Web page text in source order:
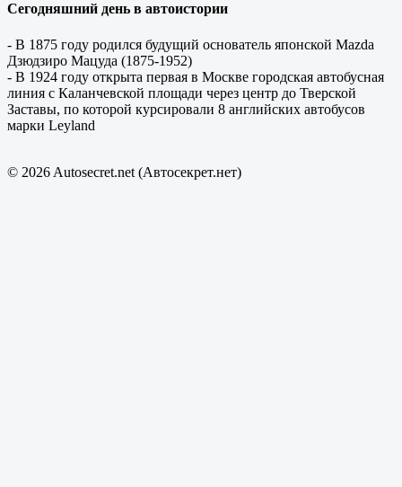
Сегодняшний день в автоистории
- В 1875 году родился будущий основатель японской Mazda
Дзюдзиро Мацуда (1875-1952)
- В 1924 году открыта первая в Москве городская автобусная
линия с Каланчевской площади через центр до Тверской
Заставы, по которой курсировали 8 английских автобусов
марки Leyland
© 2026 Autosecret.net (Автосекрет.нет)